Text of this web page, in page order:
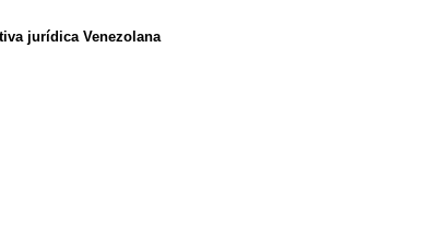
jurídica Venezolana